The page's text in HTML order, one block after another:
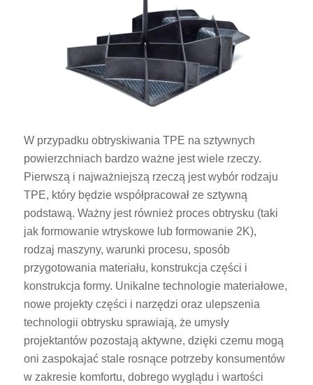
W przypadku obtryskiwania TPE na sztywnych
powierzchniach bardzo ważne jest wiele rzeczy.
Pierwszą i najważniejszą rzeczą jest wybór rodzaju
TPE, który będzie współpracował ze sztywną
podstawą. Ważny jest również proces obtrysku (taki
jak formowanie wtryskowe lub formowanie 2K),
rodzaj maszyny, warunki procesu, sposób
przygotowania materiału, konstrukcja części i
konstrukcja formy. Unikalne technologie materiałowe,
nowe projekty części i narzędzi oraz ulepszenia
technologii obtrysku sprawiają, że umysły
projektantów pozostają aktywne, dzięki czemu mogą
oni zaspokajać stale rosnące potrzeby konsumentów
w zakresie komfortu, dobrego wyglądu i wartości